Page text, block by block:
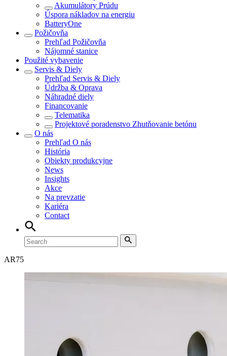
Akumulátory Prúdu
Úspora nákladov na energiu
BatteryOne
Požičovňa
Prehľad Požičovňa
Nájomné stanice
Použité vybavenie
Servis & Diely
Prehľad Servis & Diely
Údržba & Oprava
Náhradné diely
Financovanie
Telematika
Projektové poradenstvo Zhutňovanie betónu
O nás
Prehľad O nás
História
Obiekty produkcyjne
News
Insights
Akce
Na prevzatie
Kariéra
Contact
AR75